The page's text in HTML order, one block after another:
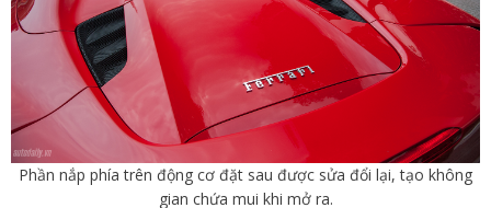
Phần nắp phía trên động cơ đặt sau được sửa đổi lại, tạo không
gian chứa mui khi mở ra.